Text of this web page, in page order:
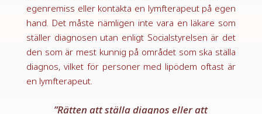
egenremiss eller kontakta en lymfterapeut på egen
hand. Det måste nämligen inte vara en läkare som
ställer diagnosen utan enligt Socialstyrelsen är det
den som är mest kunnig på området som ska ställa
diagnos, vilket för personer med lipödem oftast är
en lymfterapeut.
”Rätten att ställa diagnos eller att